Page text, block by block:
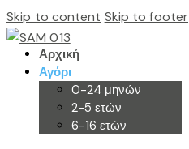
Skip to content Skip to footer
Αρχική
Αγόρι
0-24 μηνών
2-5 ετών
6-16 ετών